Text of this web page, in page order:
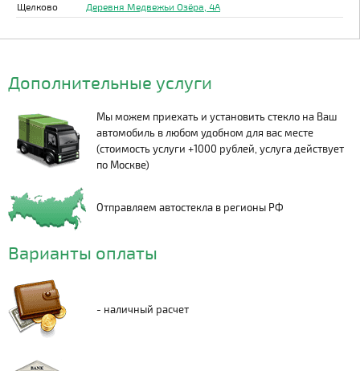
Щелково
Деревня Медвежьи Озёра, 4А
Дополнительные услуги
Мы можем приехать и установить стекло на Ваш
автомобиль в любом удобном для вас месте
(стоимость услуги +1000 рублей, услуга действует
по Москве)
Отправляем автостекла в регионы РФ
Варианты оплаты
- наличный расчет